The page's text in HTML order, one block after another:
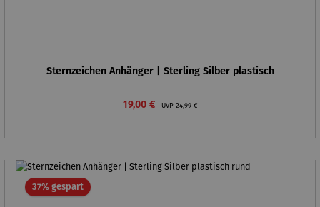
Sternzeichen Anhänger | Sterling Silber plastisch
Verkaufspreis:
19,00 € UVP Regulärer Preis:
24,99 €
37% gespartRabatt